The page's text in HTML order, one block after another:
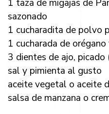
1 taza de migajas de
sazonado
1 cucharadita de polvo
1 cucharada de
3 dientes de ajo, picado
sal y pimienta al gusto
aceite vegetal o aceite
salsa de manzana o